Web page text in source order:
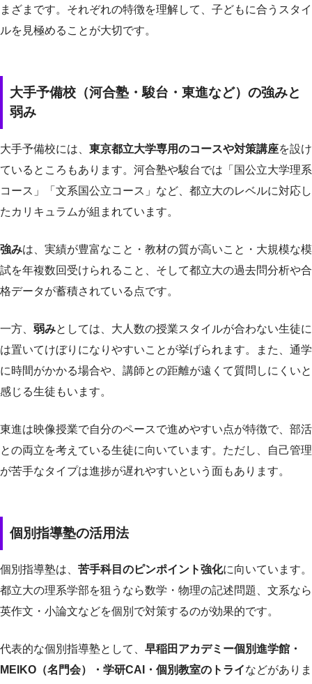
まざまです。それぞれの特徴を理解して、子どもに合うスタイ
ルを見極めることが大切です。
大手予備校（河合塾・駿台・東進など）の強みと
弱み
大手予備校には、 東京都立大学専用のコースや対策講座を設け
ているところもあります。河合塾や駿台では「国公立大学理系
コース」「文系国公立コース」など、都立大のレベルに対応し
たカリキュラムが組まれています。
強みは、実績が豊富なこと・教材の質が高いこと・大規模な模
試を年複数回受けられること、そして都立大の過去問分析や合
格データが蓄積されている点です。
一方、 弱みとしては、大人数の授業スタイルが合わない生徒に
は置いてけぼりになりやすいことが挙げられます。また、通学
に時間がかかる場合や、講師との距離が遠くて質問しにくいと
感じる生徒もいます。
東進は映像授業で自分のペースで進めやすい点が特徴で、部活
との両立を考えている生徒に向いています。ただし、自己管理
が苦手なタイプは進捗が遅れやすいという面もあります。
個別指導塾の活用法
個別指導塾は、 苦手科目のピンポイント強化に向いています。
都立大の理系学部を狙うなら数学・物理の記述問題、文系なら
英作文・小論文などを個別で対策するのが効果的です。
代表的な個別指導塾として、 早稲田アカデミー個別進学館・
MEIKO（名門会）・学研CAI・個別教室のトライなどがありま